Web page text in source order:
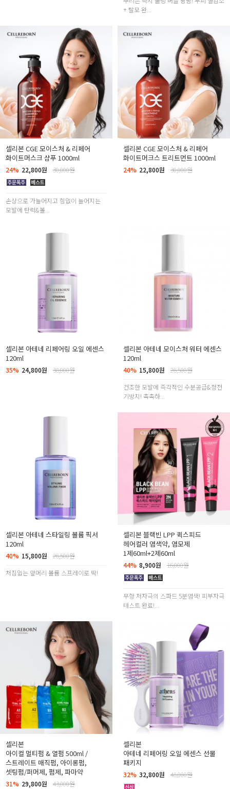
+ 탈모 완...
셀리본 CGE 모이스처 & 리페어
화이트머스크 샴푸 1000ml
24% 22,800원 30,000원
손상으로 가늘어지고 힘없이 늘어지는
모발에 탄력&볼...
셀리본 CGE 모이스처 & 리페어
화이트머크스 트리트먼트 1000ml
24% 22,800원 30,000원
셀리본 아테네 리페어링 오일 에센스
120ml
35% 24,800원 38,000원
셀리본 아테네 모이스처 워터 에센스
120ml
40% 15,800원
26,500원
건조한 모발에 즉각적인 수분공급&정전
기방지! 촉촉하...
셀리본 아테네 스타일링 볼륨 픽서
120ml
40% 15,800원
26,500원
처짐없는 앞머리 볼륨 스프레이로 딱!
셀리본 블랙빈 LPP 퀵스피드
헤어컬러 염색약, 염모제
1제60ml+2제60ml
44% 8,900원 16,000원
무향 저자극의 스파드 5분염색! 피부자극
테스트 완료!...
셀리본
아이컬 멀티펌 & 열펌 500ml /
스트레이트 매직펌, 아이롱펌,
셋팅펌/퍼머제, 펌제, 파마약
31% 29,800원
43,000원
셀리본
아테네 리페어링 오일 에센스 선물
패키지
32% 32,800원 48,000원